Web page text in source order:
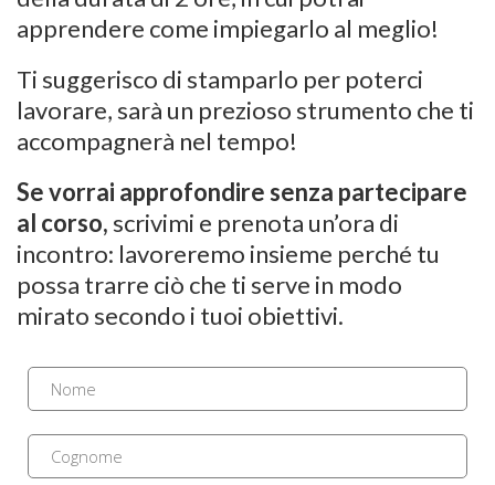
apprendere come impiegarlo al meglio!
Ti suggerisco di stamparlo per poterci
lavorare, sarà un prezioso strumento che ti
accompagnerà nel tempo!
Se vorrai approfondire senza partecipare
al corso, scrivimi e prenota un’ora di
incontro: lavoreremo insieme perché tu
possa trarre ciò che ti serve in modo
mirato secondo i tuoi obiettivi.